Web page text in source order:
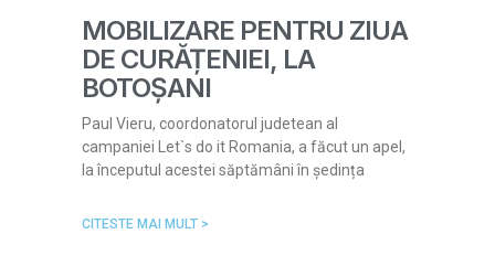
MOBILIZARE PENTRU ZIUA
DE CURĂȚENIEI, LA
BOTOȘANI
Paul Vieru, coordonatorul judetean al
campaniei Let`s do it Romania, a făcut un apel,
la începutul acestei săptămâni în ședința
CITESTE MAI MULT >